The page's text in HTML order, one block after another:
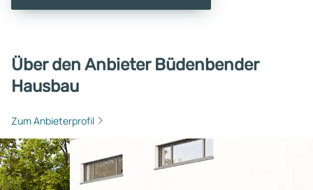
Über den Anbieter Büdenbender
Hausbau
Zum Anbieterprofil